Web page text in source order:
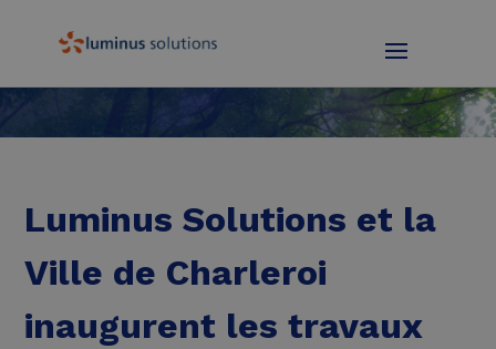
Luminus Solutions et la
Ville de Charleroi
inaugurent les travaux